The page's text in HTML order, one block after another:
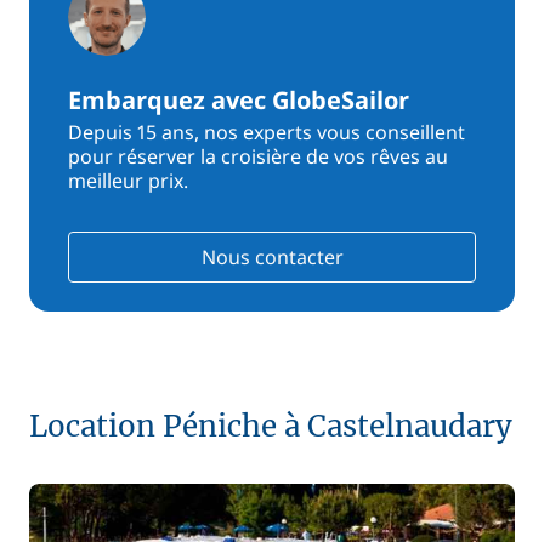
Embarquez avec GlobeSailor
Depuis 15 ans, nos experts vous conseillent
pour réserver la croisière de vos rêves au
meilleur prix.
Nous contacter
Location Péniche à Castelnaudary